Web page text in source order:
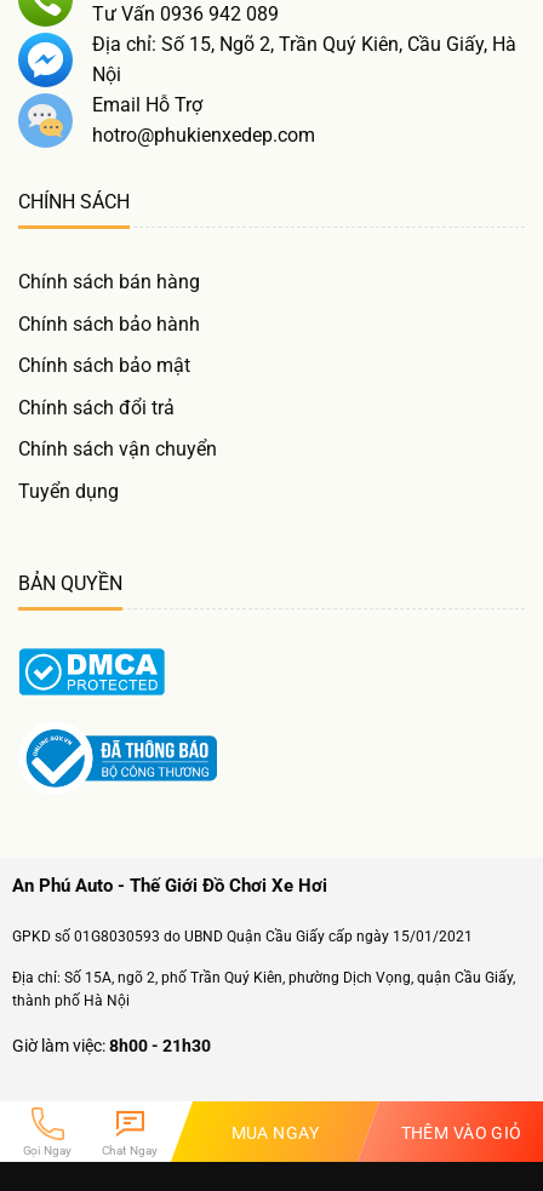
Gọi Ngay Chat Ngay
MUA NGAY THÊM VÀO GIỎ
Tư Vấn 0936 942 089
Địa chỉ: Số 15, Ngõ 2, Trần Quý Kiên, Cầu Giấy, Hà
Nội
Email Hỗ Trợ
hotro@phukienxedep.com
CHÍNH SÁCH
Chính sách bán hàng
Chính sách bảo hành
Chính sách bảo mật
Chính sách đổi trả
Chính sách vận chuyển
Tuyển dụng
BẢN QUYỀN
An Phú Auto - Thế Giới Đồ Chơi Xe Hơi
GPKD số 01G8030593 do UBND Quận Cầu Giấy cấp ngày 15/01/2021
Địa chỉ: Số 15A, ngõ 2, phố Trần Quý Kiên, phường Dịch Vọng, quận Cầu Giấy,
thành phố Hà Nội
Giờ làm việc:8h00 - 21h30
Follow us
Đồ Chơi Xe Hơi